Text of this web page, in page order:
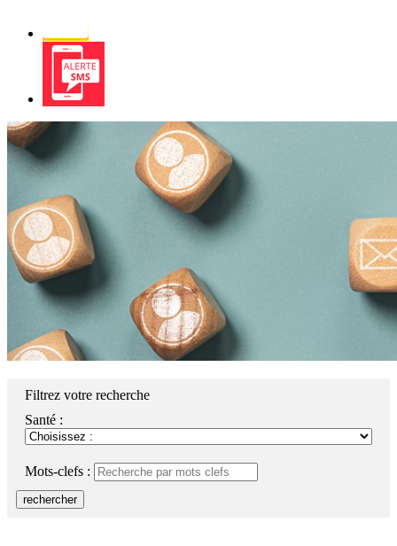
Alerte
SMS
Filtrez votre recherche
Santé :
Mots-clefs :
rechercher